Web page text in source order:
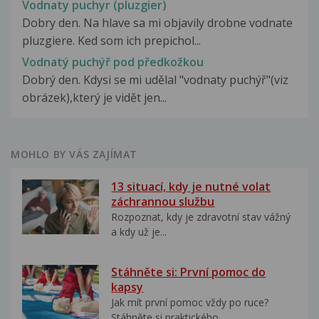
Vodnaty puchyr (pluzgier)
Dobry den. Na hlave sa mi objavily drobne vodnate
pluzgiere. Ked som ich prepichol...
Vodnatý puchýř pod předkožkou
Dobrý den. Kdysi se mi udělal "vodnaty puchýř"(viz
obrázek),který je vidět jen...
MOHLO BY VÁS ZAJÍMAT
13 situací, kdy je nutné volat
záchrannou službu
Rozpoznat, kdy je zdravotní stav vážný
a kdy už je...
Stáhněte si: První pomoc do
kapsy
Jak mít první pomoc vždy po ruce?